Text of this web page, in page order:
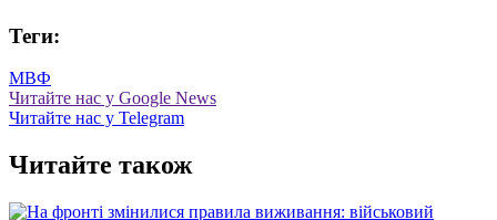
Теги:
МВФ
Читайте нас у Google News
Читайте нас у Telegram
Читайте також